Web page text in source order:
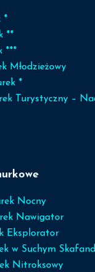
*
**
***
Młodzieżowy
*
Turystyczny –
Nocny
Nawigator
Eksplorator
w Suchym
Nitroksowy